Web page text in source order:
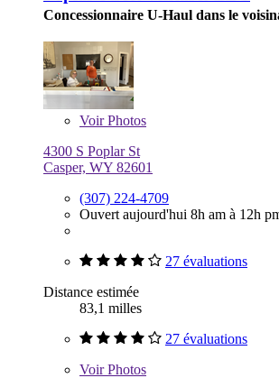
Concessionnaire U-Haul dans le
VoirPhotos
4300 S Poplar St
Casper, WY 82601
(307) 224-4709
Ouvert aujourd'hui 8h am à 12h
27 évaluations
Distance estimée
83,1 milles
27 évaluations
VoirPhotos